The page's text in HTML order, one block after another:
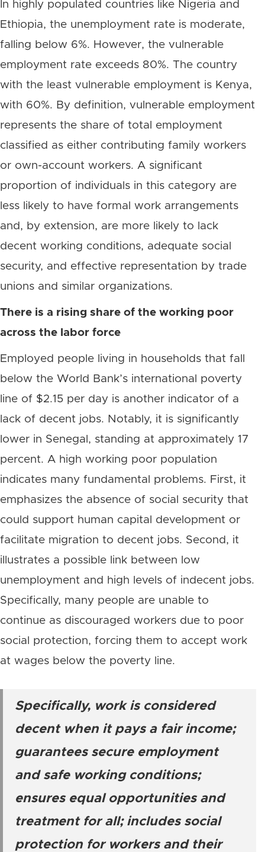
In highly populated countries like Nigeria and
Ethiopia, the unemployment rate is moderate,
falling below 6%. However, the vulnerable
employment rate exceeds 80%. The country
with the least vulnerable employment is Kenya,
with 60%. By definition, vulnerable employment
represents the share of total employment
classified as either contributing family workers
or own-account workers. A significant
proportion of individuals in this category are
less likely to have formal work arrangements
and, by extension, are more likely to lack
decent working conditions, adequate social
security, and effective representation by trade
unions and similar organizations.
There is a rising share of the working poor
across the labor force
Employed people living in households that fall
below the World Bank’s international poverty
line of $2.15 per day is another indicator of a
lack of decent jobs. Notably, it is significantly
lower in Senegal, standing at approximately 17
percent. A high working poor population
indicates many fundamental problems. First, it
emphasizes the absence of social security that
could support human capital development or
facilitate migration to decent jobs. Second, it
illustrates a possible link between low
unemployment and high levels of indecent jobs.
Specifically, many people are unable to
continue as discouraged workers due to poor
social protection, forcing them to accept work
at wages below the poverty line.
Specifically, work is considered
decent when it pays a fair income;
guarantees secure employment
and safe working conditions;
ensures equal opportunities and
treatment for all; includes social
protection for workers and their